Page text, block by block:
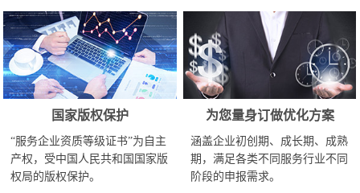
国家版权保护
“服务企业资质等级证书”为自主
产权，受中国人民共和国国家版
权局的版权保护。
为您量身订做优化方案
涵盖企业初创期、成长期、成熟
期，满足各类不同服务行业不同
阶段的申报需求。